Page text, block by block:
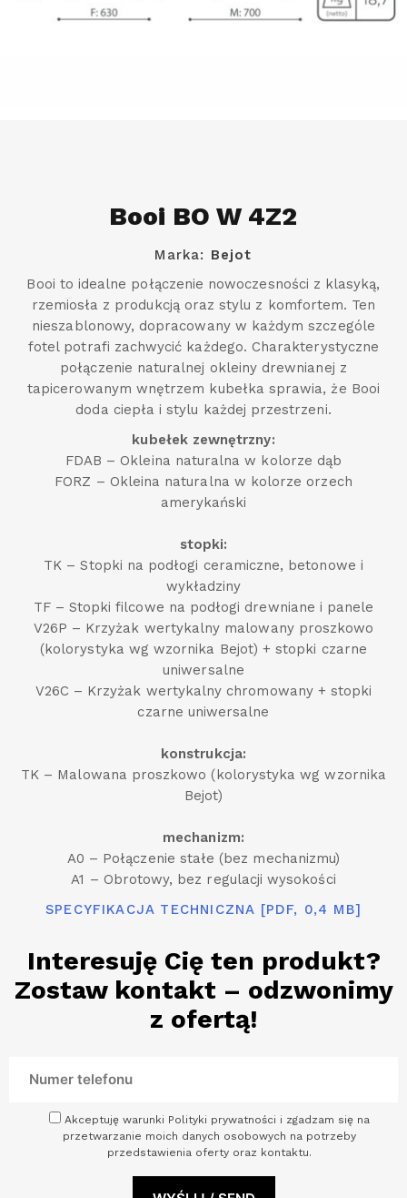
Booi BO W 4Z2
Marka: Bejot
Booi to idealne połączenie nowoczesności z klasyką,
rzemiosła z produkcją oraz stylu z komfortem. Ten
nieszablonowy, dopracowany w każdym szczególe
fotel potrafi zachwycić każdego. Charakterystyczne
połączenie naturalnej okleiny drewnianej z
tapicerowanym wnętrzem kubełka sprawia, że Booi
doda ciepła i stylu każdej przestrzeni.
kubełek zewnętrzny:
FDAB – Okleina naturalna w kolorze dąb
FORZ – Okleina naturalna w kolorze orzech
amerykański
stopki:
TK – Stopki na podłogi ceramiczne, betonowe i
wykładziny
TF – Stopki filcowe na podłogi drewniane i panele
V26P – Krzyżak wertykalny malowany proszkowo
(kolorystyka wg wzornika Bejot) + stopki czarne
uniwersalne
V26C – Krzyżak wertykalny chromowany + stopki
czarne uniwersalne
konstrukcja:
TK – Malowana proszkowo (kolorystyka wg wzornika
Bejot)
mechanizm:
A0 – Połączenie stałe (bez mechanizmu)
A1 – Obrotowy, bez regulacji wysokości
SPECYFIKACJA TECHNICZNA [PDF, 0,4 MB]
Interesuję Cię ten produkt?
Zostaw kontakt – odzwonimy
z ofertą!
Akceptuję warunki Polityki prywatności i zgadzam się na
przetwarzanie moich danych osobowych na potrzeby
przedstawienia oferty oraz kontaktu.